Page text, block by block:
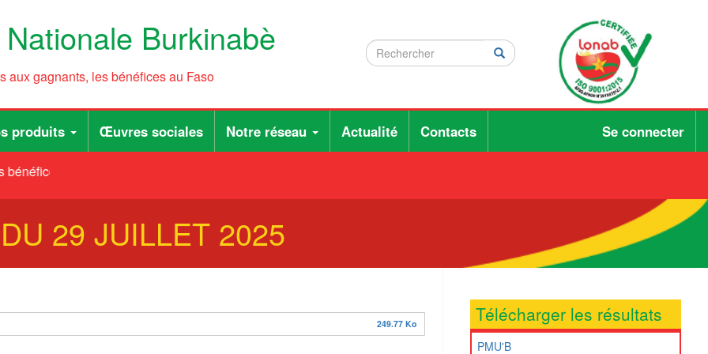
Burkinabè
aux gagnants, les bénéfices au Faso Rechercher
Rechercher Rechercher
produits Œuvres sociales Notre réseau Actualité Contacts Se connecter
au Faso
29 JUILLET 2025
249.77 Ko Télécharger les résultats
PMU'B